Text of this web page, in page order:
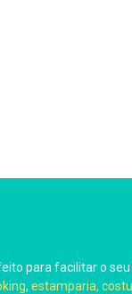
para facilitar o
, estamparia,